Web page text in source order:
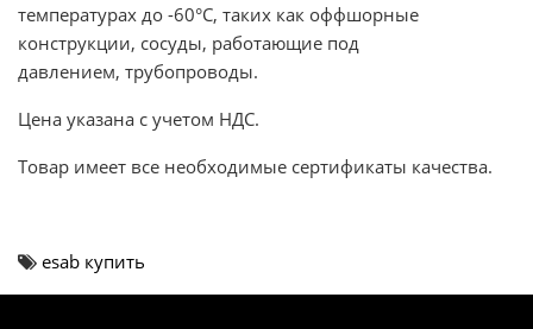
температурах до -60°С, таких как оффшорные
конструкции, сосуды, работающие под
давлением, трубопроводы.
Цена указана с учетом НДС.
Товар имеет все необходимые сертификаты качества.
esab купить